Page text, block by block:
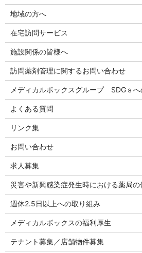
地域の方へ
在宅訪問サービス
施設関係の皆様へ
訪問薬剤管理に関するお問い合わせ
メディカルボックスグループ SDGｓへ
よくある質問
リンク集
お問い合わせ
求人募集
災害や新興感染症発生時における薬局の
週休2.5日以上への取り組み
メディカルボックスの福利厚生
テナント募集／店舗物件募集